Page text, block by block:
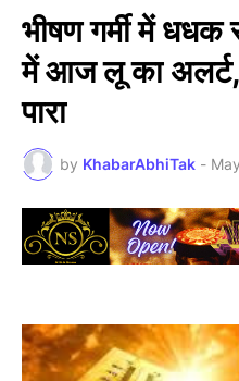
भीषण गर्मी में धधक
में आज लू का अलर्ट,
पारा
by KhabarAbhiTak -